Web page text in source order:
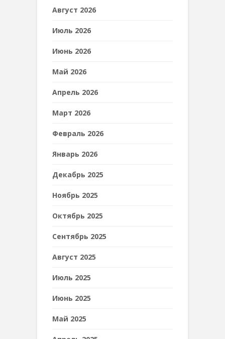
Август 2026
Июль 2026
Июнь 2026
Май 2026
Апрель 2026
Март 2026
Февраль 2026
Январь 2026
Декабрь 2025
Ноябрь 2025
Октябрь 2025
Сентябрь 2025
Август 2025
Июль 2025
Июнь 2025
Май 2025